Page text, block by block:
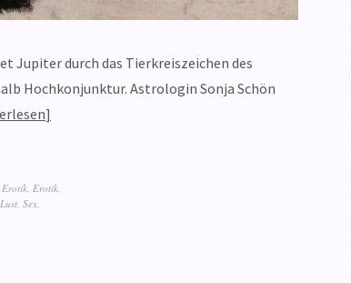
Jupiter durch das Tierkreiszeichen des
Hochkonjunktur. Astrologin Sonja Schön
Erotik
Lust Sex